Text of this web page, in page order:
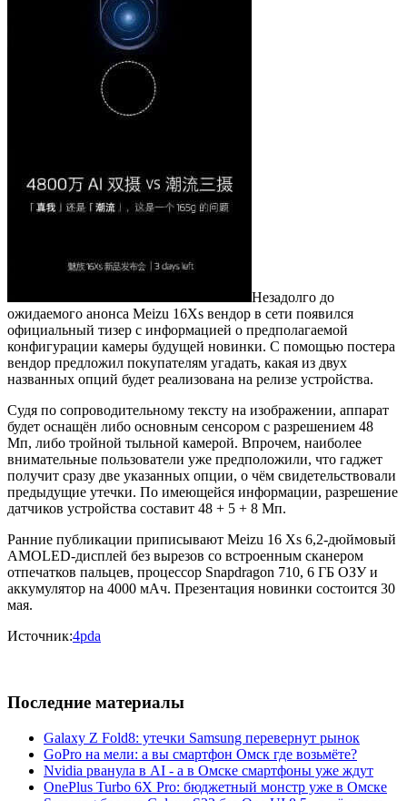
Незадолго до
ожидаемого анонса Meizu 16Xs вендор в сети появился
официальный тизер с информацией о предполагаемой
конфигурации камеры будущей новинки. С помощью постера
вендор предложил покупателям угадать, какая из двух
названных опций будет реализована на релизе устройства.
Судя по сопроводительному тексту на изображении, аппарат
будет оснащён либо основным сенсором с разрешением 48
Мп, либо тройной тыльной камерой. Впрочем, наиболее
внимательные пользователи уже предположили, что гаджет
получит сразу две указанных опции, о чём свидетельствовали
предыдущие утечки. По имеющейся информации, разрешение
датчиков устройства составит 48 + 5 + 8 Мп.
Ранние публикации приписывают Meizu 16 Xs 6,2-дюймовый
AMOLED-дисплей без вырезов со встроенным сканером
отпечатков пальцев, процессор Snapdragon 710, 6 ГБ ОЗУ и
аккумулятор на 4000 мАч. Презентация новинки состоится 30
мая.
Источник:4pda
Последние материалы
Galaxy Z Fold8: утечки Samsung перевернут рынок
GoPro на мели: а вы смартфон Омск где возьмёте?
Nvidia рванула в AI - а в Омске смартфоны уже ждут
OnePlus Turbo 6X Pro: бюджетный монстр уже в Омске